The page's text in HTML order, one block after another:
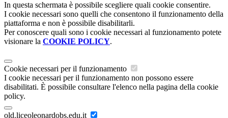
In questa schermata è possibile scegliere quali cookie consentire.
I cookie necessari sono quelli che consentono il funzionamento della
piattaforma e non è possibile disabilitarli.
Per conoscere quali sono i cookie necessari al funzionamento potete
visionare la COOKIE POLICY.
Cookie necessari per il funzionamento
I cookie necessari per il funzionamento non possono essere
disabilitati. È possibile consultare l'elenco nella pagina della cookie
policy.
old.liceoleonardobs.edu.it